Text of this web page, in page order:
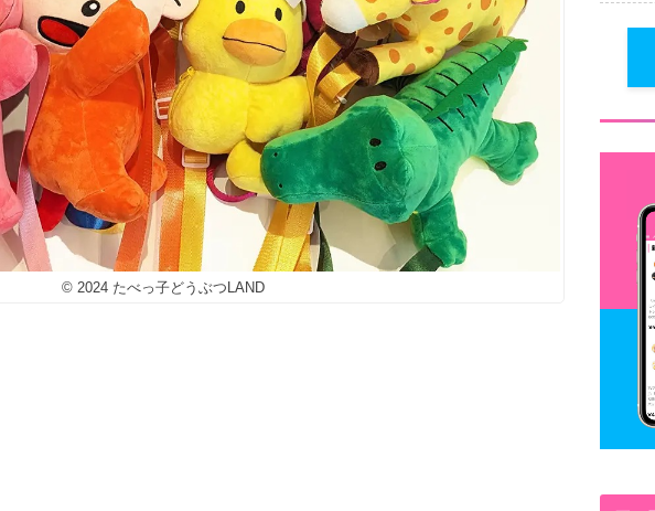
© 2024 たべっ子どうぶつLAND